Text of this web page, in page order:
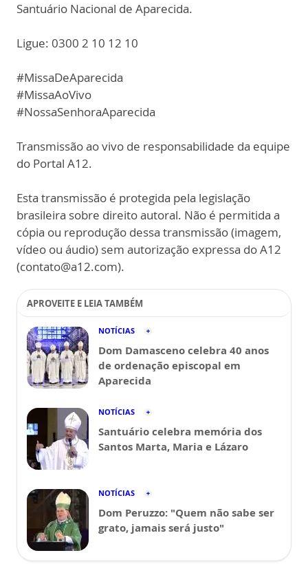
Santuário Nacional de Aparecida.
Ligue: 0300 2 10 12 10
#MissaDeAparecida
#MissaAoVivo
#NossaSenhoraAparecida
Transmissão ao vivo de responsabilidade da equipe
do Portal A12.
Esta transmissão é protegida pela legislação
brasileira sobre direito autoral. Não é permitida a
cópia ou reprodução dessa transmissão (imagem,
vídeo ou áudio) sem autorização expressa do A12
(contato@a12.com).
APROVEITE E LEIA TAMBÉM
NOTÍCIAS
Dom Damasceno celebra 40 anos
de ordenação episcopal em
Aparecida
NOTÍCIAS
Santuário celebra memória dos
Santos Marta, Maria e Lázaro
NOTÍCIAS
Dom Peruzzo: "Quem não sabe ser
grato, jamais será justo"